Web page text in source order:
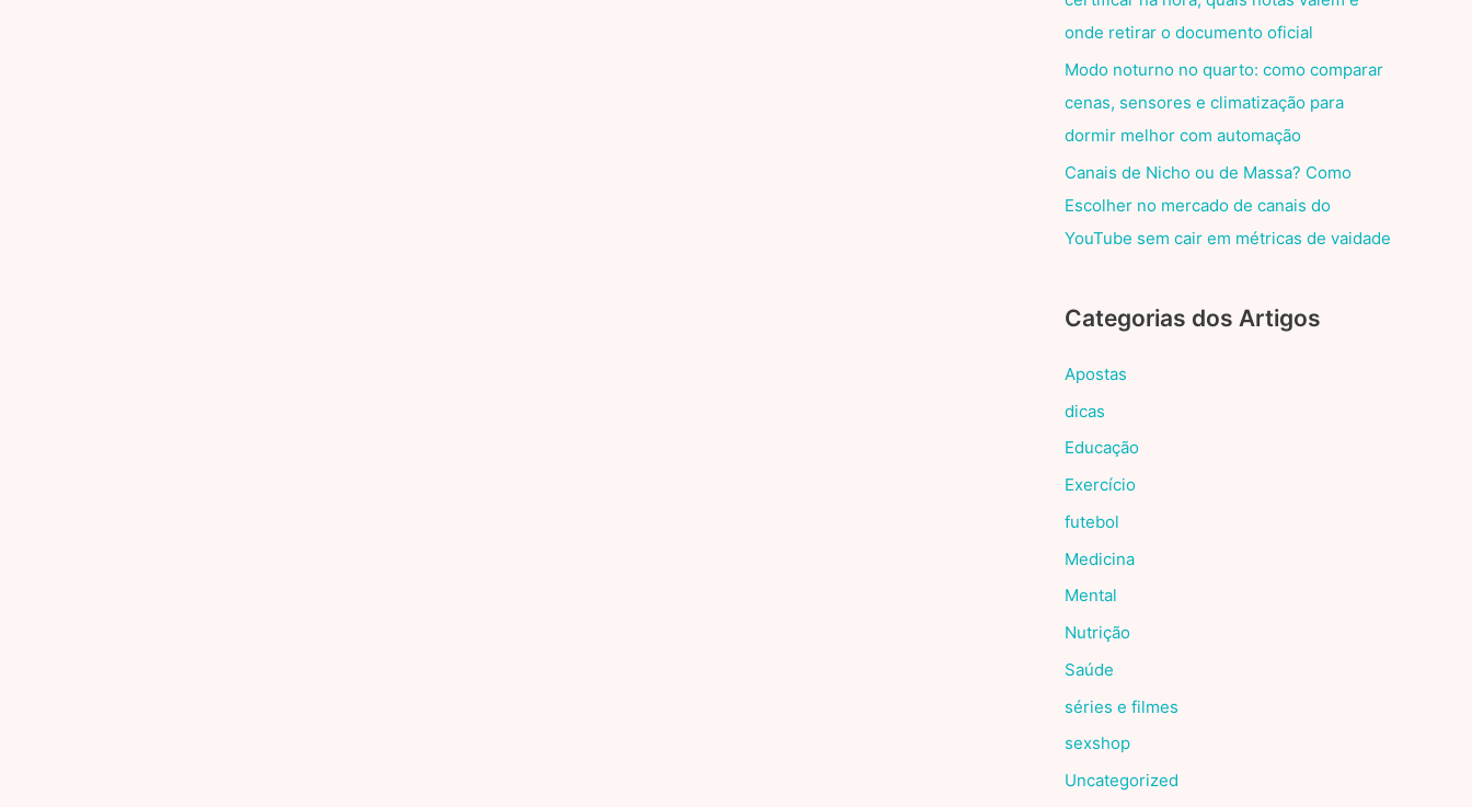
onde retirar o documento oficial
Modo noturno no quarto: como comparar
cenas, sensores e climatização para
dormir melhor com automação
Canais de Nicho ou de Massa? Como
Escolher no mercado de canais do
YouTube sem cair em métricas de vaidade
Categorias dos Artigos
Apostas
dicas
Educação
Exercício
futebol
Medicina
Mental
Nutrição
Saúde
séries e filmes
sexshop
Uncategorized